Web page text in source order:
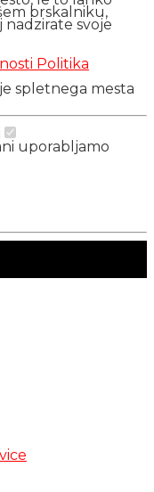
brskalniku,
svoje
Politika
spletnega mesta
uporabljamo